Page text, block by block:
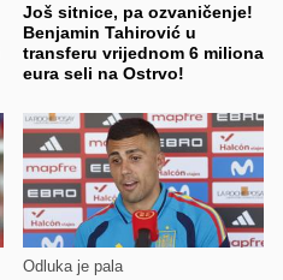
Još sitnice, pa ozvaničenje!
Benjamin Tahirović u
transferu vrijednom 6 miliona
eura seli na Ostrvo!
Odluka je pala